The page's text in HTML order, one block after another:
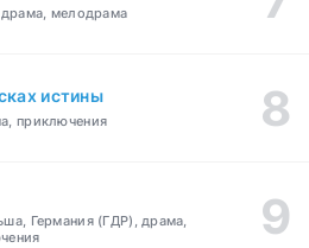
драма, мелодрама
истины
приключения
Германия (ГДР), драма,